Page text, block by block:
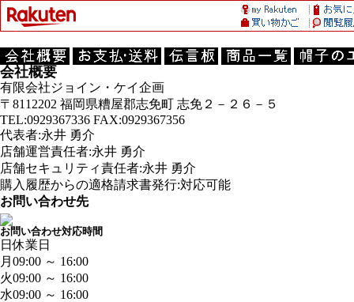
会社概要
有限会社ジョイン・ケイ企画
〒8112202 福岡県糟屋郡志免町 志免２－２６－５
TEL:0929367336 FAX:0929367356
代表者:永井 勇介
店舗運営責任者:永井 勇介
店舗セキュリティ責任者:永井 勇介
購入履歴からの適格請求書発行:対応可能
お問い合わせ先
お問い合わせ対応時間
日休業日
月 09:00 ～ 16:00
火09:00 ～ 16:00
水09:00 ～ 16:00